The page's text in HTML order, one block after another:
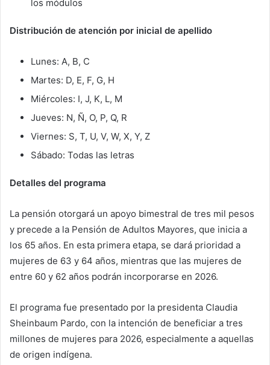
los módulos
Distribución de atención por inicial de apellido
Lunes: A, B, C
Martes: D, E, F, G, H
Miércoles: I, J, K, L, M
Jueves: N, Ñ, O, P, Q, R
Viernes: S, T, U, V, W, X, Y, Z
Sábado: Todas las letras
Detalles del programa
La pensión otorgará un apoyo bimestral de tres mil pesos
y precede a la Pensión de Adultos Mayores, que inicia a
los 65 años. En esta primera etapa, se dará prioridad a
mujeres de 63 y 64 años, mientras que las mujeres de
entre 60 y 62 años podrán incorporarse en 2026.
El programa fue presentado por la presidenta Claudia
Sheinbaum Pardo, con la intención de beneficiar a tres
millones de mujeres para 2026, especialmente a aquellas
de origen indígena.